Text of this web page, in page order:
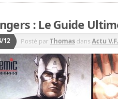
: Le Guide
12 Posté parThomas dansActu V.F.